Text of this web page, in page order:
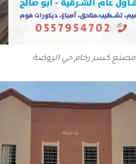
مصنع كسر رخام حي الروضة